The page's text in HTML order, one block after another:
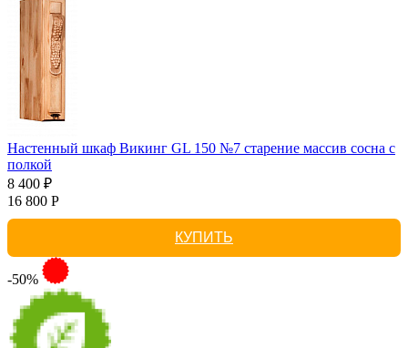
Настенный шкаф Викинг GL 150 №7 старение массив сосна с
полкой
8 400 ₽
16 800 Р
КУПИТЬ
-50%